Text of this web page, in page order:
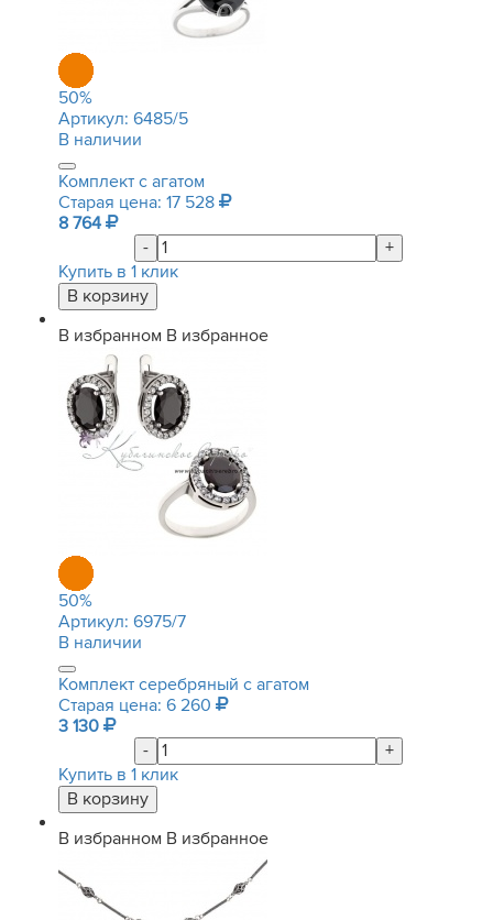
50%
Артикул: 6485/5
В наличии
Комплект с агатом
Старая цена: 17 528
8 764
-
+
Купить в 1 клик
В избранном В избранное
50%
Артикул: 6975/7
В наличии
Комплект серебряный с агатом
Старая цена: 6 260
3 130
-
+
Купить в 1 клик
В избранном В избранное